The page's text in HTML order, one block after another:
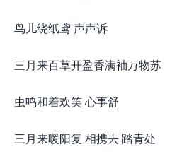
鸟儿绕纸鸢 声声诉
三月来百草开盈香满袖万物苏
虫鸣和着欢笑 心事舒
三月来暖阳复 相携去 踏青处